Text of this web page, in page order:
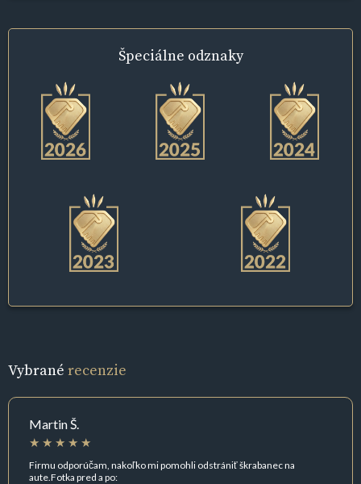
Špeciálne odznaky
Vybrané recenzie
Martin Š.
Firmu odporúčam, nakoľko mi pomohli odstrániť škrabanec na
aute.Fotka pred a po: